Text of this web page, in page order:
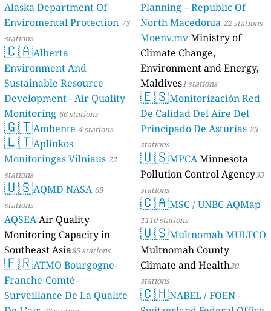
Alaska Department Of
Enviromental Protection 73
stations
🇨🇦Alberta
Environment And
Sustainable Resource
Development - Air Quality
Monitoring 66 stations
🇬🇹Ambente 4 stations
🇱🇹Aplinkos
Monitoringas Vilniaus 22
stations
🇺🇸AQMD NASA 69
stations
AQSEAAir Quality
Monitoring Capacity in
Southeast Asia85 stations
🇫🇷ATMO Bourgogne-
Franche-Comté -
Surveillance De La Qualite
Planning – Republic Of
North Macedonia 22 stations
Moenv.mvMinistry of
Climate Change,
Environment and Energy,
Maldives1 stations
🇪🇸Monitorización Red
De Calidad Del Aire Del
Principado De Asturias 23
stations
🇺🇸MPCAMinnesota
Pollution Control Agency33
stations
🇨🇦MSC / UNBC AQMap
1110 stations
🇺🇸Multnomah MULTCO
Multnomah County
Climate and Health20
stations
🇨🇭NABEL / FOEN -